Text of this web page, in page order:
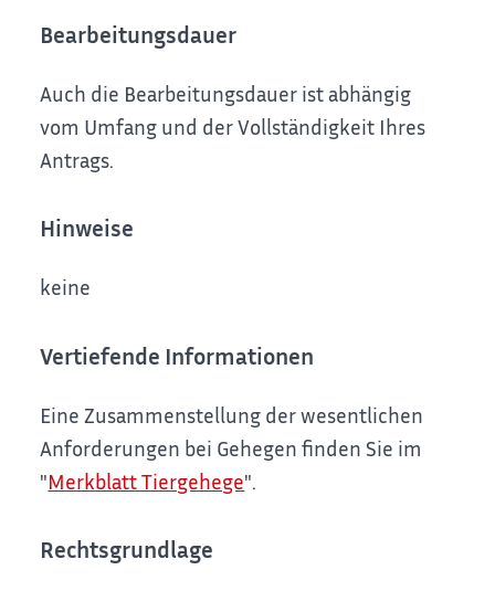
Bearbeitungsdauer
Auch die Bearbeitungsdauer ist abhängig
vom Umfang und der Vollständigkeit Ihres
Antrags.
Hinweise
keine
Vertiefende Informationen
Eine Zusammenstellung der wesentlichen
Anforderungen bei Gehegen finden Sie im
"Merkblatt Tiergehege".
Rechtsgrundlage